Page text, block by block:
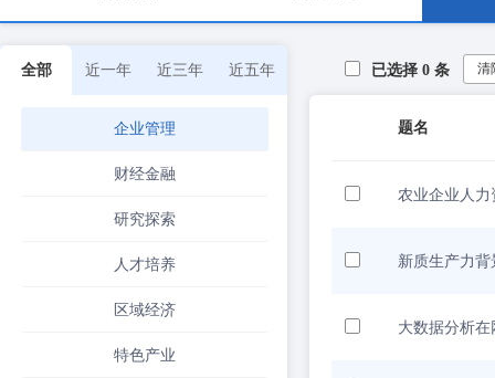
全部 近一年 近三年 近五年
企业管理
财经金融
研究探索
人才培养
区域经济
特色产业
已选择 0 条 清
题名
农业企业人
新质生产力
大数据分析